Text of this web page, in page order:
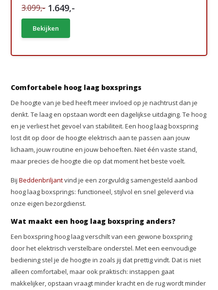
3.099,- 1.649,-
Bekijken
Comfortabele hoog laag boxsprings
De hoogte van je bed heeft meer invloed op je nachtrust dan je
denkt. Te laag en opstaan wordt een dagelijkse uitdaging. Te hoog
en je verliest het gevoel van stabiliteit. Een hoog laag boxspring
lost dit op door de hoogte elektrisch aan te passen aan jouw
lichaam, jouw routine en jouw behoeften. Niet één vaste stand,
maar precies de hoogte die op dat moment het beste voelt.
BijBeddenbriljantvind je een zorgvuldig samengesteld aanbod
hoog laag boxsprings: functioneel, stijlvol en snel geleverd via
onze eigen bezorgdienst.
Wat maakt een hoog laag boxspring anders?
Een boxspring hoog laag verschilt van een gewone boxspring
door het elektrisch verstelbare onderstel. Met een eenvoudige
bediening stel je de hoogte in zoals jij dat prettig vindt. Dat is niet
alleen comfortabel, maar ook praktisch: instappen gaat
makkelijker, opstaan vraagt minder kracht en de rug wordt minder